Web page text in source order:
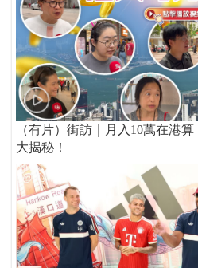
（有片）街訪｜月入10萬在港
大揭秘！